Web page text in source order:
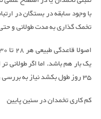
با وجود سابقه در بستگان در
تخمک گذاری به مدت طولانی و
یک بار هم باشد. اما اگر طولانی
35 روز طول بکشد نیاز به بررسی و مراجعه به پزشک دارد.
کم کاری تخمدان در سنین پایین